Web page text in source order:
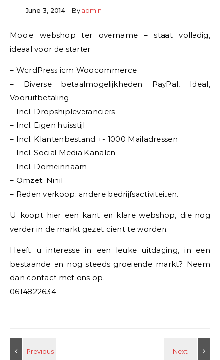
June 3, 2014 - By admin
Mooie webshop ter overname – staat volledig,
ideaal voor de starter
– WordPress icm Woocommerce
– Diverse betaalmogelijkheden PayPal, Ideal,
Vooruitbetaling
– Incl. Dropshipleveranciers
– Incl. Eigen huisstijl
– Incl. Klantenbestand +- 1000 Mailadressen
– Incl. Social Media Kanalen
– Incl. Domeinnaam
– Omzet: Nihil
– Reden verkoop: andere bedrijfsactiviteiten.
U koopt hier een kant en klare webshop, die nog
verder in de markt gezet dient te worden.
Heeft u interesse in een leuke uitdaging, in een
bestaande en nog steeds groeiende markt? Neem
dan contact met ons op.
0614822634